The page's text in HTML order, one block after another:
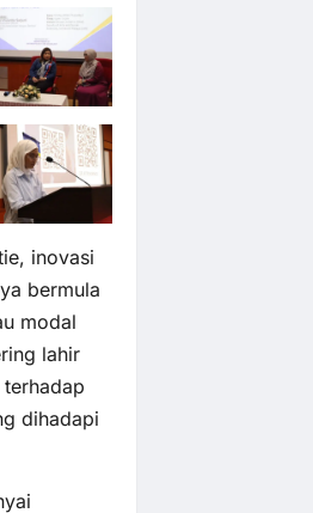
inovasi
bermula
modal
lahir
dihadapi